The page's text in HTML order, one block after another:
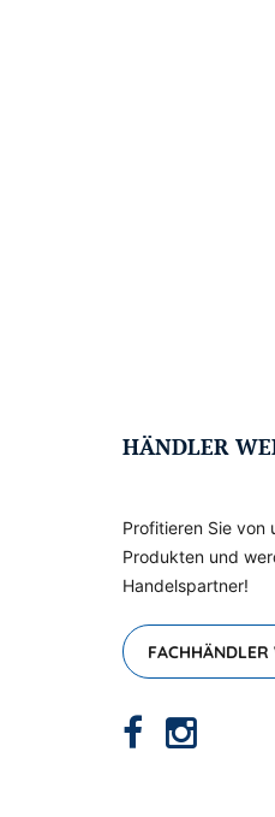
HÄNDLER
Profitieren Sie von
Produkten und
Handelspartner!
FACHHÄNDLER